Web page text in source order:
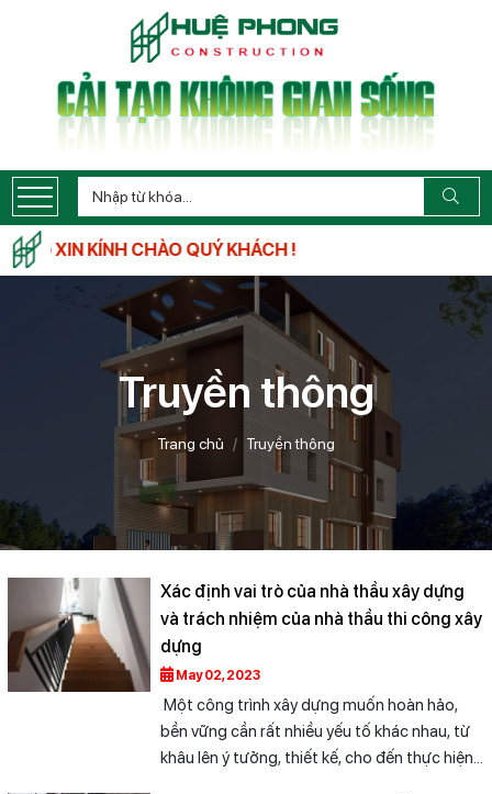
XIN KÍNH CHÀO QUÝ KHÁCH !
Truyền thông
Trang chủ Truyền thông
Xác định vai trò của nhà thầu xây dựng
và trách nhiệm của nhà thầu thi công xây
dựng
May 02, 2023
Một công trình xây dựng muốn hoàn hảo,
bền vững cần rất nhiều yếu tố khác nhau, từ
khâu lên ý tưởng, thiết kế, cho đến thực hiện